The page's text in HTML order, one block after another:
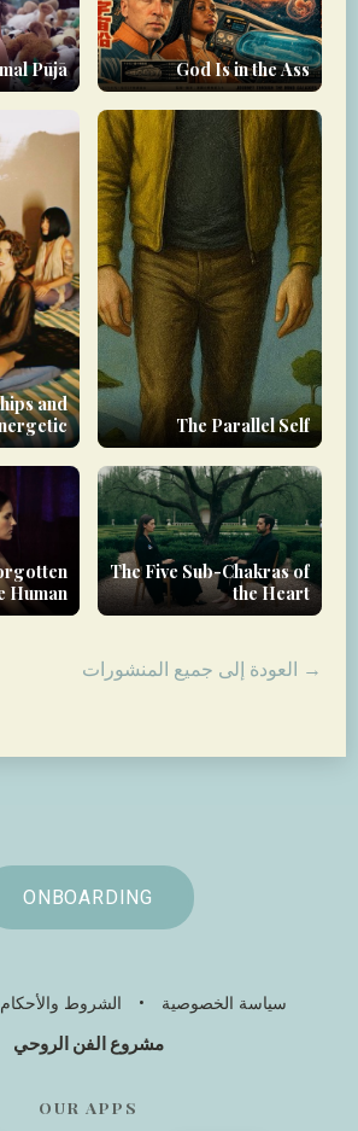
God Is in the Ass
Pūjā
The Parallel Self
and
Carry
The Five Sub-Chakras of
the Heart
Human
Body
→ العودة إلى جميع المنشورات
ONBOARDING
سياسة الخصوصية • الشروط والأحكام
مشروع الفن الروحي
OUR APPS